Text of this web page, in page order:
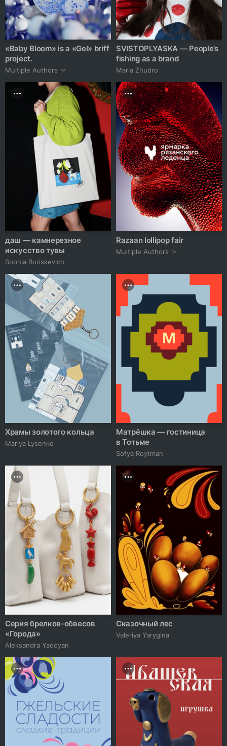
«Baby Bloom» is a «Gel» briff
project.
Multiple Authors
SVISTOPLYASKA — People’s
fishing as a brand
Maria Zhudro
даш — камнерезное
искусство тувы
Sophia Boriskevich
Razaan lollipop fair
Multiple Authors
Храмы золотого кольца
Mariya Lysenko
Матрёшка — гостиница
в Тотьме
Sofya Roytman
Серия брелков-обвесов
«Города»
Aleksandra Yadoyan
Сказочный лес
Valeriya Yarygina